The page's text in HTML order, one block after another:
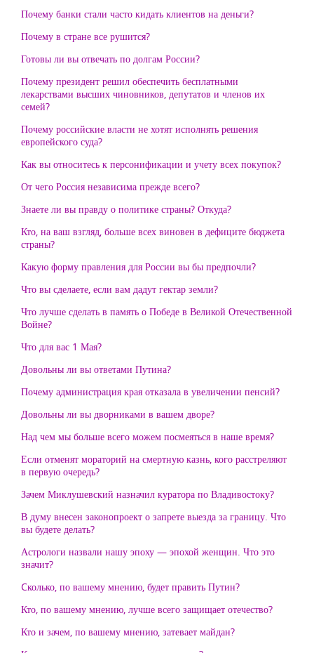
Почему банки стали часто кидать клиентов на деньги?
Почему в стране все рушится?
Готовы ли вы отвечать по долгам России?
Почему президент решил обеспечить бесплатными
лекарствами высших чиновников, депутатов и членов их
семей?
Почему российские власти не хотят исполнять решения
европейского суда?
Как вы относитесь к персонификации и учету всех покупок?
От чего Россия независима прежде всего?
Знаете ли вы правду о политике страны? Откуда?
Кто, на ваш взгляд, больше всех виновен в дефиците бюджета
страны?
Какую форму правления для России вы бы предпочли?
Что вы сделаете, если вам дадут гектар земли?
Что лучше сделать в память о Победе в Великой Отечественной
Войне?
Что для вас 1 Мая?
Довольны ли вы ответами Путина?
Почему администрация края отказала в увеличении пенсий?
Довольны ли вы дворниками в вашем дворе?
Над чем мы больше всего можем посмеяться в наше время?
Если отменят мораторий на смертную казнь, кого расстреляют
в первую очередь?
Зачем Миклушевский назначил куратора по Владивостоку?
В думу внесен законопроект о запрете выезда за границу. Что
вы будете делать?
Астрологи назвали нашу эпоху — эпохой женщин. Что это
значит?
Cколько, по вашему мнению, будет править Путин?
Кто, по вашему мнению, лучше всего защищает отечество?
Кто и зачем, по вашему мнению, затевает майдан?